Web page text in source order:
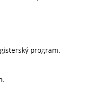
program.